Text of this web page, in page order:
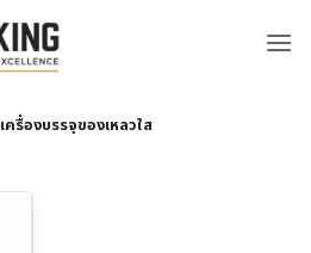
เครื่องบรรจุของเหลวใส